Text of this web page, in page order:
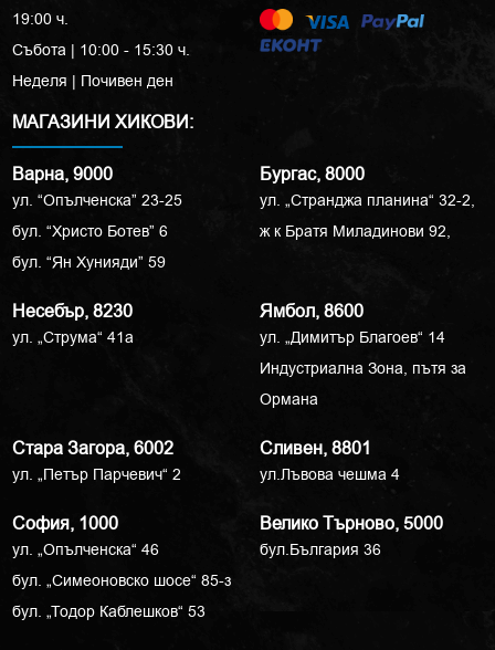
19:00 ч.
Събота | 10:00 - 15:30 ч.
Неделя | Почивен ден
МАГАЗИНИ ХИКОВИ:
Варна, 9000
ул. “Опълченска” 23-25
бул. “Христо Ботев” 6
бул. “Ян Хунияди” 59
Бургас, 8000
ул. „Странджа планина“ 32-2,
ж к Братя Миладинови 92,
Несебър, 8230
ул. „Струма“ 41a
Ямбол, 8600
ул. „Димитър Благоев“ 14
Индустриална Зона, пътя за
Ормана
Стара Загора, 6002
ул. „Петър Парчевич“ 2
Сливен, 8801
ул.Лъвова чешма 4
София, 1000
ул. „Опълченска“ 46
бул. „Симеоновско шосе“ 85-з
бул. „Тодор Каблешков“ 53
Велико Търново, 5000
бул.България 36